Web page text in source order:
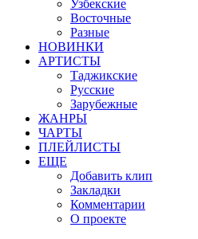
Узбекские
Восточные
Разные
НОВИНКИ
АРТИСТЫ
Таджикские
Русские
Зарубежные
ЖАНРЫ
ЧАРТЫ
ПЛЕЙЛИСТЫ
ЕЩЕ
Добавить клип
Закладки
Комментарии
О проекте